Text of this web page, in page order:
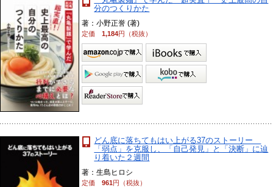
分のつくりかた
著：小野正誉 (著)
定価1,184円（税抜）
どん底に落ちてもはい上がる37のストーリー
「弱点」を克服し、「自己発見」と「決断」に辿
り着いた２週間
著：生島ヒロシ
定価961円（税抜）